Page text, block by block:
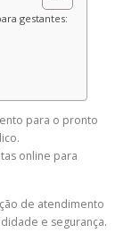
gestantes:
para o pronto
online para
de atendimento
e segurança.